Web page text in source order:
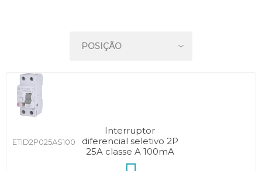
ETID2P025AS100
Interruptor
diferencial seletivo 2P
25A classe A 100mA